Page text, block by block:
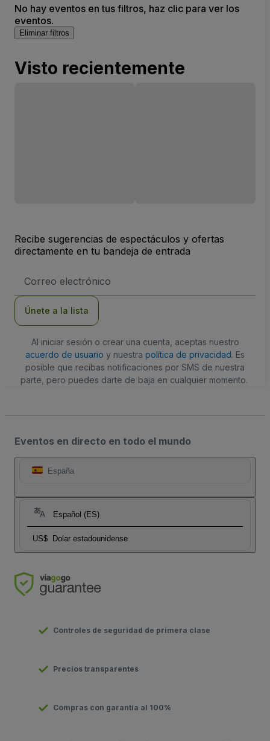
No hay eventos en tus filtros, haz clic para ver los
eventos.
Eliminar filtros
Visto recientemente
Recibe sugerencias de espectáculos y ofertas
directamente en tu bandeja de entrada
de
Únete a la lista
Al iniciar sesión o crear una cuenta, aceptas nuestro
acuerdo de usuario y nuestra política de privacidad. Es
posible que recibas notificaciones por SMS de nuestra
parte, pero puedes darte de baja en cualquier momento.
Eventos en directo en todo el mundo
España
Español (ES)
US$ Dolar estadounidense
Controles de seguridad de primera clase
Precios transparentes
Compras con garantía al 100%